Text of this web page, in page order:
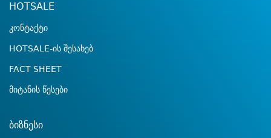
HOTSALE
კონტაქტი
HOTSALE-ის შესახებ
FACT SHEET
მიტანის წესები
ბიზნესი